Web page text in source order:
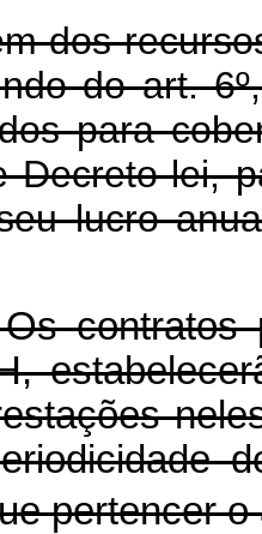
dos
do art.
para
Decreto-lei,
lucro
contratos
pertencer o